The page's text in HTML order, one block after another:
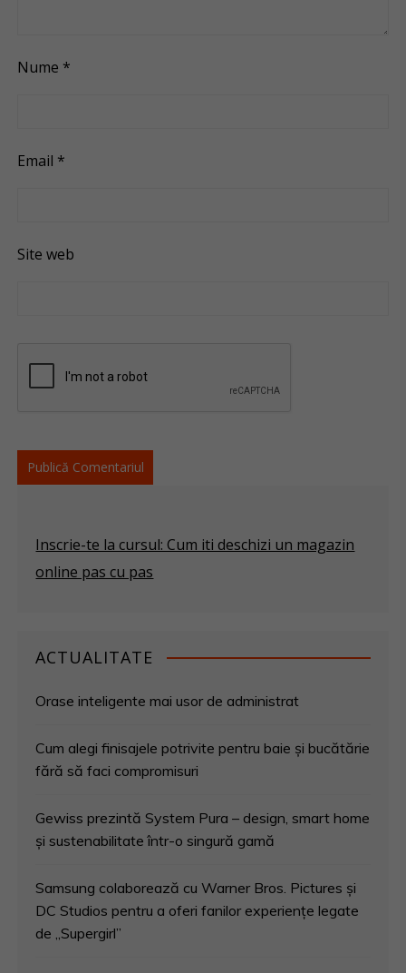
Nume *
Email *
Site web
Inscrie-te la cursul: Cum iti deschizi un magazin
online pas cu pas
ACTUALITATE
Orase inteligente mai usor de administrat
Cum alegi finisajele potrivite pentru baie și bucătărie
fără să faci compromisuri
Gewiss prezintă System Pura – design, smart home
și sustenabilitate într-o singură gamă
Samsung colaborează cu Warner Bros. Pictures și
DC Studios pentru a oferi fanilor experiențe legate
de „Supergirl”